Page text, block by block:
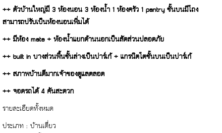
++ ตัวบ้านใหญ่มี 3 ห้องนอน 3 ห้องน้ำ 1 ห้องครัว 1 pantry ชั้นบนมีโถง
สามารถปรับเป็นห้องนอนเพิ่มได้
++ มีห้อง mate + ห้องน้ำแยกด้านนอกเป็นสัดส่วนปลอดภัย
++ built in บางส่วนพื้นชั้นล่างเป็นปาร์เก้ + แกรนิตโตชั้นบนเป็นปาร์เก้
++ สภาพบ้านดีมากเจ้าของดูแลตลอด
++ จอดรถได้ 4 คันสะดวก
รายละเอียดทั้งหมด
ประเภท : บ้านเดี่ยว